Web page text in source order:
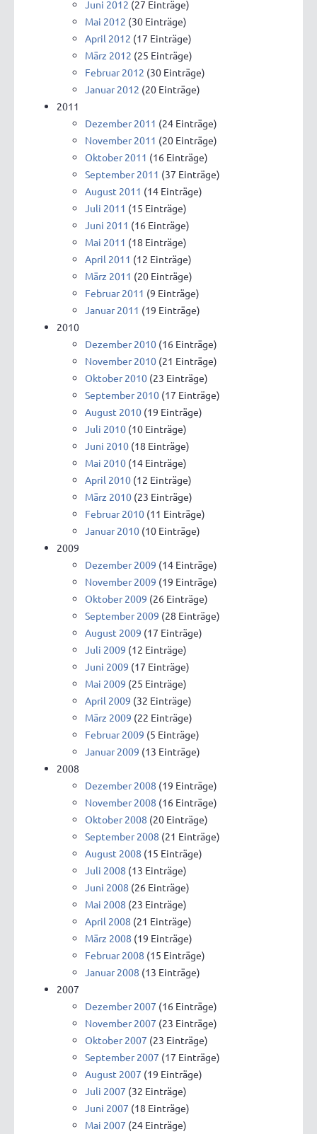
Juni 2012 (27 Einträge)
Mai 2012 (30 Einträge)
April 2012 (17 Einträge)
März 2012 (25 Einträge)
Februar 2012 (30 Einträge)
Januar 2012 (20 Einträge)
2011
Dezember 2011 (24 Einträge)
November 2011 (20 Einträge)
Oktober 2011 (16 Einträge)
September 2011 (37 Einträge)
August 2011 (14 Einträge)
Juli 2011 (15 Einträge)
Juni 2011 (16 Einträge)
Mai 2011 (18 Einträge)
April 2011 (12 Einträge)
März 2011 (20 Einträge)
Februar 2011 (9 Einträge)
Januar 2011 (19 Einträge)
2010
Dezember 2010 (16 Einträge)
November 2010 (21 Einträge)
Oktober 2010 (23 Einträge)
September 2010 (17 Einträge)
August 2010 (19 Einträge)
Juli 2010 (10 Einträge)
Juni 2010 (18 Einträge)
Mai 2010 (14 Einträge)
April 2010 (12 Einträge)
März 2010 (23 Einträge)
Februar 2010 (11 Einträge)
Januar 2010 (10 Einträge)
2009
Dezember 2009 (14 Einträge)
November 2009 (19 Einträge)
Oktober 2009 (26 Einträge)
September 2009 (28 Einträge)
August 2009 (17 Einträge)
Juli 2009 (12 Einträge)
Juni 2009 (17 Einträge)
Mai 2009 (25 Einträge)
April 2009 (32 Einträge)
März 2009 (22 Einträge)
Februar 2009 (5 Einträge)
Januar 2009 (13 Einträge)
2008
Dezember 2008 (19 Einträge)
November 2008 (16 Einträge)
Oktober 2008 (20 Einträge)
September 2008 (21 Einträge)
August 2008 (15 Einträge)
Juli 2008 (13 Einträge)
Juni 2008 (26 Einträge)
Mai 2008 (23 Einträge)
April 2008 (21 Einträge)
März 2008 (19 Einträge)
Februar 2008 (15 Einträge)
Januar 2008 (13 Einträge)
2007
Dezember 2007 (16 Einträge)
November 2007 (23 Einträge)
Oktober 2007 (23 Einträge)
September 2007 (17 Einträge)
August 2007 (19 Einträge)
Juli 2007 (32 Einträge)
Juni 2007 (18 Einträge)
Mai 2007 (24 Einträge)